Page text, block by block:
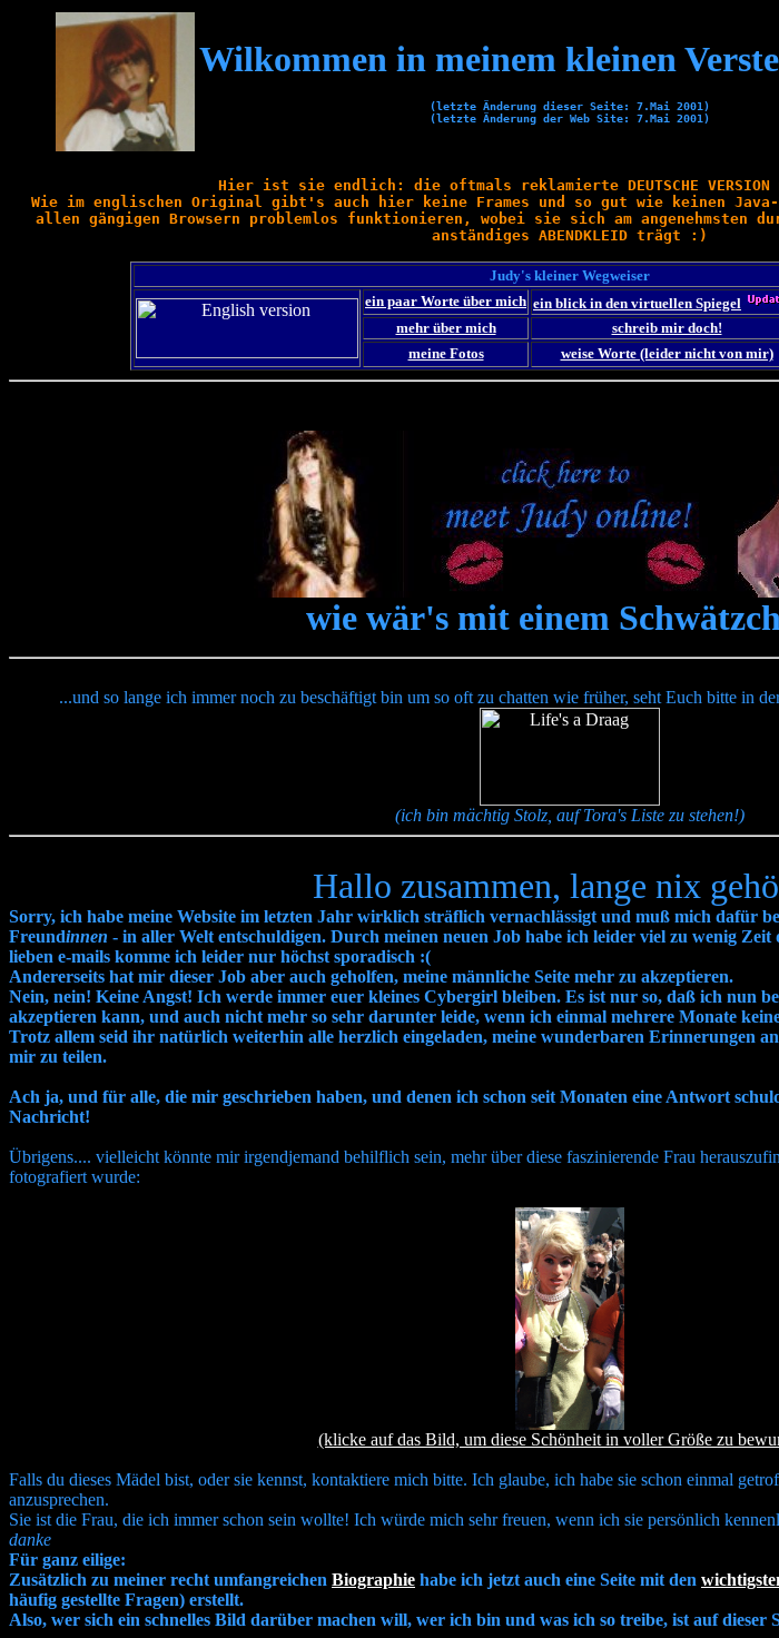
Wilkommen in meinem kleinen
(letzte Änderung dieser Seite: 7.Mai 2001)
(letzte Änderung der Web Site: 7.Mai 2001)
Hier ist sie endlich: die oftmals reklamierte DEUTSCHE VERSION
Wie im englischen Original gibt's auch hier keine Frames und so gut wie keinen
allen gängigen Browsern problemlos funktionieren, wobei sie sich am angenehmsten
anständiges ABENDKLEID trägt :)
Judy's kleiner Wegweiser
ein paar Worte über mich ein blick in den virtuellen Spiegel
mehr über mich
schreib mir doch!
meine Fotos
weise Worte (leider nicht von mir)
wie wär's mit einem
...und so lange ich immer noch zu beschäftigt bin um so oft zu chatten wie früher, seht Euch bitte in
(ich bin mächtig Stolz, auf Tora's Liste zu stehen!)
Hallo zusammen, lange nix
Sorry, ich habe meine Website im letzten Jahr wirklich sträflich vernachlässigt und muß mich dafür
Freundinnen - in aller Welt entschuldigen. Durch meinen neuen Job habe ich leider viel zu wenig
lieben e-mails komme ich leider nur höchst sporadisch :(
Andererseits hat mir dieser Job aber auch geholfen, meine männliche Seite mehr zu akzeptieren.
Nein, nein! Keine Angst! Ich werde immer euer kleines Cybergirl bleiben. Es ist nur so, daß ich nun
akzeptieren kann, und auch nicht mehr so sehr darunter leide, wenn ich einmal mehrere Monate
Trotz allem seid ihr natürlich weiterhin alle herzlich eingeladen, meine wunderbaren Erinnerungen an
mir zu teilen.
Ach ja, und für alle, die mir geschrieben haben, und denen ich schon seit Monaten eine Antwort
Nachricht!
Übrigens.... vielleicht könnte mir irgendjemand behilflich sein, mehr über diese faszinierende Frau
fotografiert wurde:
(klicke auf das Bild, um diese Schönheit in voller Größe zu
Falls du dieses Mädel bist, oder sie kennst, kontaktiere mich bitte. Ich glaube, ich habe sie schon einmal
anzusprechen.
Sie ist die Frau, die ich immer schon sein wollte! Ich würde mich sehr freuen, wenn ich sie persönlich
danke
Für ganz eilige:
Zusätzlich zu meiner recht umfangreichen Biographie habe ich jetzt auch eine Seite mit den
häufig gestellte Fragen) erstellt.
Also, wer sich ein schnelles Bild darüber machen will, wer ich bin und was ich so treibe, ist auf dieser